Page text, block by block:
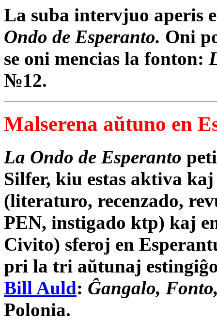
La suba intervjuo aperis
Ondo de Esperanto. Oni
se oni mencias la fonton:
№12.
Malserena aŭtuno en
La Ondo de Esperanto
Silfer, kiu estas aktiva
(literaturo, recenzado,
PEN, instigado ktp) kaj
Civito) sferoj en
pri la tri aŭtunaj
Bill Auld: Ĝangalo,
Polonia.